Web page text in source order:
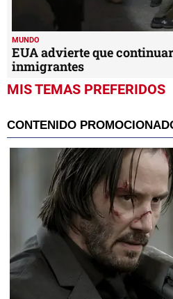
MUNDO
EUA advierte que
inmigrantes
MIS TEMAS PREFERIDOS